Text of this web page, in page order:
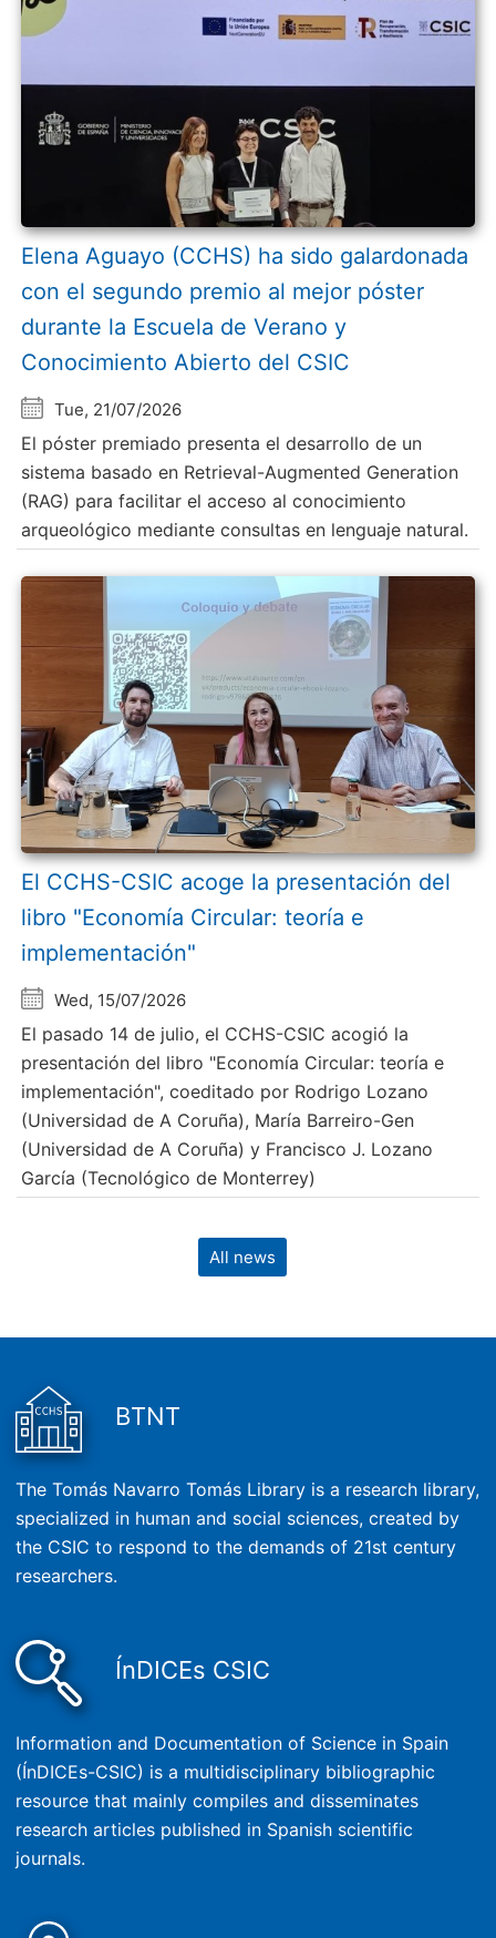
Elena Aguayo (CCHS) ha sido galardonada
con el segundo premio al mejor póster
durante la Escuela de Verano y
Conocimiento Abierto del CSIC
Tue, 21/07/2026
El póster premiado presenta el desarrollo de un
sistema basado en Retrieval-Augmented Generation
(RAG) para facilitar el acceso al conocimiento
arqueológico mediante consultas en lenguaje natural.
El CCHS-CSIC acoge la presentación del
libro "Economía Circular: teoría e
implementación"
Wed, 15/07/2026
El pasado 14 de julio, el CCHS-CSIC acogió la
presentación del libro "Economía Circular: teoría e
implementación", coeditado por Rodrigo Lozano
(Universidad de A Coruña), María Barreiro-Gen
(Universidad de A Coruña) y Francisco J. Lozano
García (Tecnológico de Monterrey)
All news
BTNT
The Tomás Navarro Tomás Library is a research library,
specialized in human and social sciences, created by
the CSIC to respond to the demands of 21st century
researchers.
ÍnDICEs CSIC
Information and Documentation of Science in Spain
(ÍnDICEs-CSIC) is a multidisciplinary bibliographic
resource that mainly compiles and disseminates
research articles published in Spanish scientific
journals.